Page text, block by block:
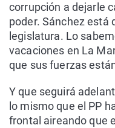
corrupción a dejarle
poder. Sánchez está
legislatura. Lo
vacaciones en La
que sus fuerzas
Y que seguirá
lo mismo que el PP
frontal aireando que